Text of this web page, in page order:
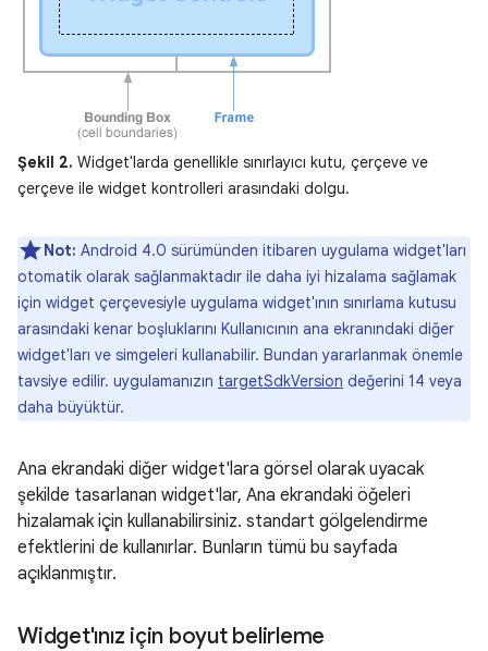
Şekil 2. Widget'larda genellikle sınırlayıcı kutu, çerçeve ve
çerçeve ile widget kontrolleri arasındaki dolgu.
Not: Android 4.0 sürümünden itibaren uygulama widget'ları
otomatik olarak sağlanmaktadır ile daha iyi hizalama sağlamak
için widget çerçevesiyle uygulama widget'ının sınırlama kutusu
arasındaki kenar boşluklarını Kullanıcının ana ekranındaki diğer
widget'ları ve simgeleri kullanabilir. Bundan yararlanmak önemle
tavsiye edilir. uygulamanızın targetSdkVersion değerini 14 veya
daha büyüktür.
Ana ekrandaki diğer widget'lara görsel olarak uyacak
şekilde tasarlanan widget'lar, Ana ekrandaki öğeleri
hizalamak için kullanabilirsiniz. standart gölgelendirme
efektlerini de kullanırlar. Bunların tümü bu sayfada
açıklanmıştır.
Widget'ınız için boyut belirleme